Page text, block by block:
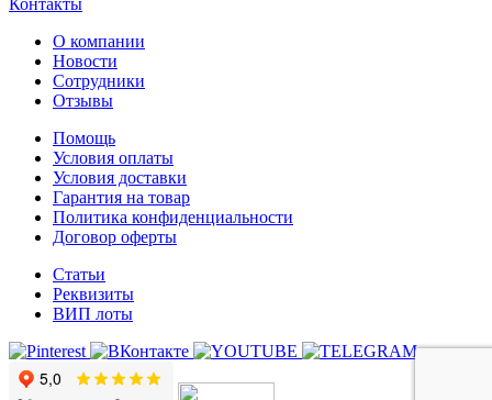
О компании
Новости
Сотрудники
Отзывы
Помощь
Условия оплаты
Условия доставки
Гарантия на товар
Политика конфиденциальности
Договор оферты
Статьи
Реквизиты
ВИП лоты